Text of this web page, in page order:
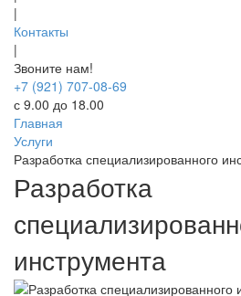
|
Контакты
|
Звоните нам!
+7 (921) 707-08-69
с 9.00 до 18.00
Главная
Услуги
Разработка специализированного
Разработка
инструмента